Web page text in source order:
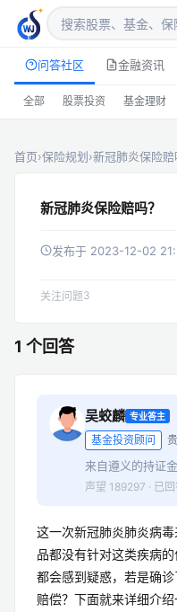
问答社区 金融资讯
全部 股票投资 基金理财
首页›保险规划›新冠肺炎保险
新冠肺炎保险赔吗？
发布于 2023-12-02
关注问题3
1 个回答
吴蛟麟 专业答主
基金投资顾问
来自遵义的持证
声望 189297 · 已
这一次新冠肺炎肺炎病
品都没有针对这类疾病
都会感到疑惑，若是确
赔偿？下面就来详细介绍